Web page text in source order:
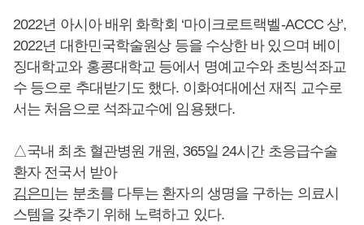
2022년 아시아 배위 화학회 ‘마이크로트랙벨-ACCC 상’,
2022년 대한민국학술원상 등을 수상한 바 있으며 베이
징대학교와 홍콩대학교 등에서 명예교수와 초빙석좌교
수 등으로 추대받기도 했다. 이화여대에선 재직 교수로
서는 처음으로 석좌교수에 임용됐다.
△국내 최초 혈관병원 개원, 365일 24시간 초응급수술
환자 전국서 받아
김은미 는 분초를 다투는 환자의 생명을 구하는 의료시
스템을 갖추기 위해 노력하고 있다.